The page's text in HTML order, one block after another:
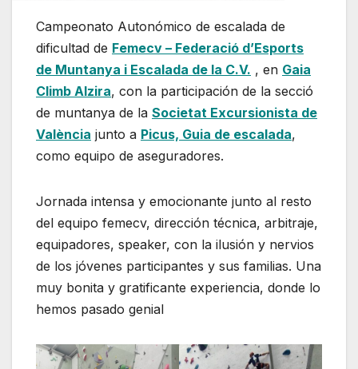
Campeonato Autonómico de escalada de
dificultad de Femecv – Federació d’Esports
de Muntanya i Escalada de la C.V. , en Gaia
Climb Alzira, con la participación de la secció
de muntanya de la Societat Excursionista de
València junto a Picus, Guia de escalada,
como equipo de aseguradores.
Jornada intensa y emocionante junto al resto
del equipo femecv, dirección técnica, arbitraje,
equipadores, speaker, con la ilusión y nervios
de los jóvenes participantes y sus familias. Una
muy bonita y gratificante experiencia, donde lo
hemos pasado genial